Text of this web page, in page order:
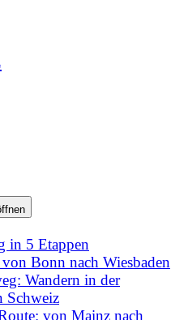
in 5 Etappen
Bonn nach Wiesbaden
Wandern in der
Schweiz
von Mainz nach